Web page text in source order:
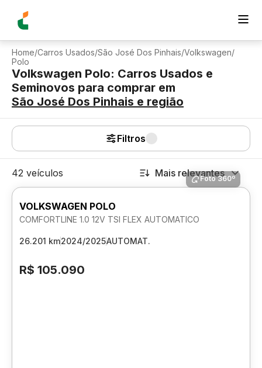
Home/Carros Usados/São José Dos Pinhais/Volkswagen/
Polo
Volkswagen Polo: Carros Usados e
Seminovos para comprar em
São José Dos Pinhais e região
Filtros
42 veículos Mais relevantes
Foto 360º
VOLKSWAGEN POLO
COMFORTLINE 1.0 12V TSI FLEX AUTOMATICO
26.201 km2024/2025AUTOMAT.
R$ 105.090